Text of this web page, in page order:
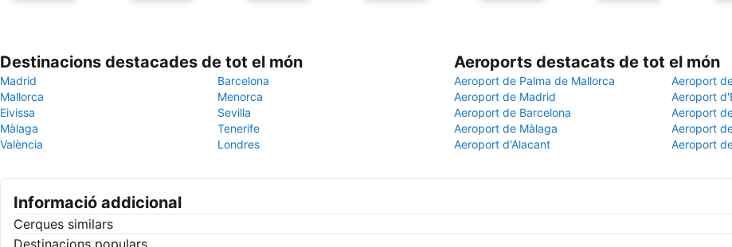
Destinacions destacades de tot el món
Madrid
Barcelona
Mallorca
Menorca
Eivissa
Sevilla
Màlaga
Tenerife
València
Londres
Aeroports destacats de tot el món
Aeroport de Palma de Mallorca
Aeroport
Aeroport de Madrid
Aeroport
Aeroport de Barcelona
Aeroport
Aeroport de Màlaga
Aeroport
Aeroport d'Alacant
Aeroport
Informació addicional
Cerques similars
Destinacions populars